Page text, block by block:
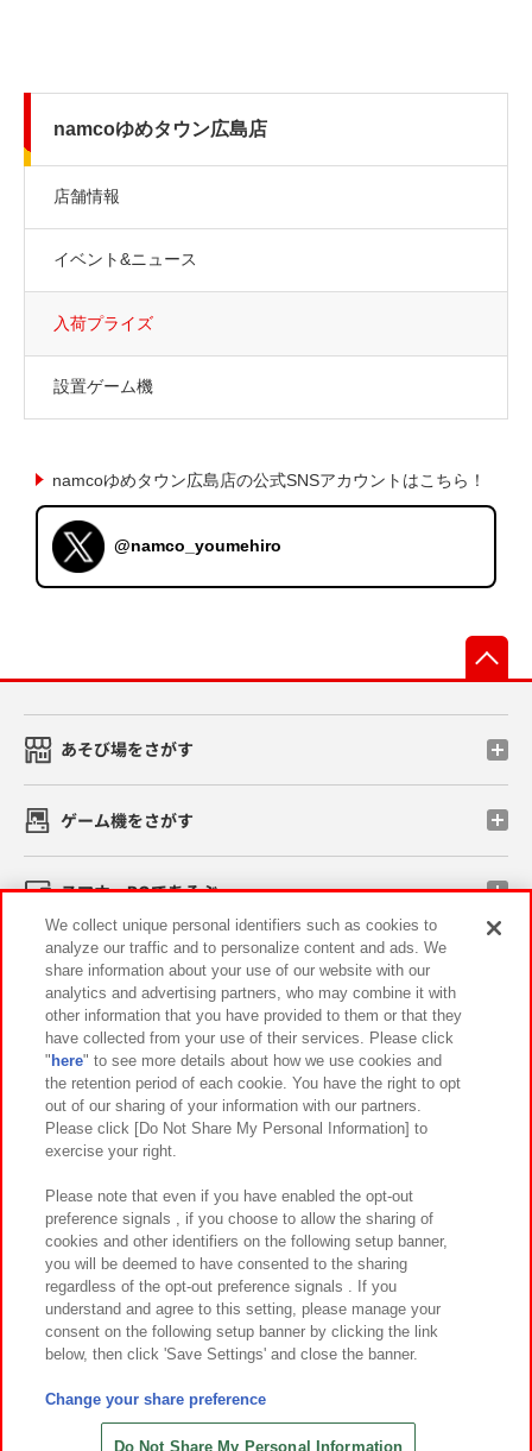
namcoゆめタウン広島店
店舗情報
イベント&ニュース
入荷プライズ
設置ゲーム機
namcoゆめタウン広島店の公式SNSアカウントはこちら！
@namco_youmehiro
あそび場をさがす
ゲーム機をさがす
スマホ・PCであそぶ
イベント・キャンペーン
関連会社 サステナビリティ サイトポリシー
プライバシーポリシー ウェブアクセシビリティ方針と検証結果
お取引先さまとともに
カスタマーハラスメント対応方針 よくあるご質問・お問い合わせ
©Bandai Namco Amusement Inc.
©Bandai Namco Amusement Lab Inc.
©HANAYASHIKI Co., Ltd. All Rights Reserved.
We collect unique personal identifiers such as cookies to
analyze our traffic and to personalize content and ads. We
share information about your use of our website with our
analytics and advertising partners, who may combine it with
other information that you have provided to them or that they
have collected from your use of their services. Please click
" here" to see more details about how we use cookies and
the retention period of each cookie. You have the right to opt
out of our sharing of your information with our partners.
Please click [Do Not Share My Personal Information] to
exercise your right.
Please note that even if you have enabled the opt-out
preference signals , if you choose to allow the sharing of
cookies and other identifiers on the following setup banner,
you will be deemed to have consented to the sharing
regardless of the opt-out preference signals . If you
understand and agree to this setting, please manage your
consent on the following setup banner by clicking the link
below, then click 'Save Settings' and close the banner.
Change your share preference
Do Not Share My Personal Information